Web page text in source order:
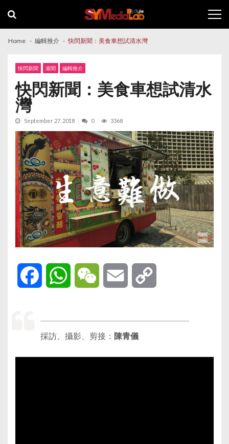
navigation
content
Home 編輯推介 快閃新聞：美食車想試清水灣
快閃新聞 港聞 編輯推介
快閃新聞：美食車想試清水
灣
September 27, 2018 0 3368
Facebook WhatsAppWeChat Email
採訪、攝影、剪接： 陳青儀